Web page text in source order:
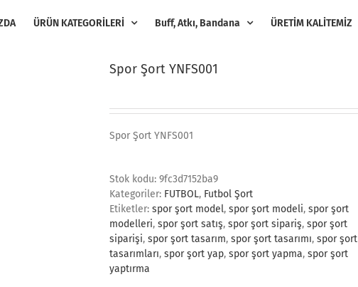
ÜRÜN KATEGORİLERİ Buff, Atkı, Bandana ÜRETİM KALİTEMİZ
Spor Şort YNFS001
Spor Şort YNFS001
Stok kodu: 9fc3d7152ba9
Kategoriler: FUTBOL, Futbol Şort
Etiketler: spor şort model, spor şort modeli, spor şort
modelleri, spor şort satış, spor şort sipariş, spor şort
siparişi, spor şort tasarım, spor şort tasarımı, spor şort
tasarımları, spor şort yap, spor şort yapma, spor şort
yaptırma